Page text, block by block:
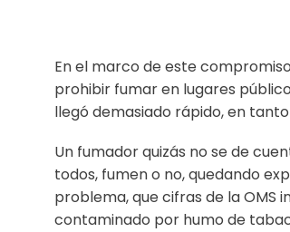
En el marco de este
prohibir fumar en lugares
llegó demasiado rápido, en
Un fumador quizás no se de
todos, fumen o no, quedando
problema, que cifras de la OMS
contaminado por humo de